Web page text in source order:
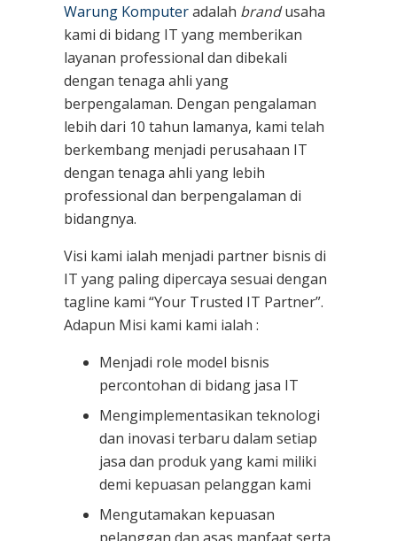
Warung Komputeradalah brandusaha
kami di bidang IT yang memberikan
layanan professional dan dibekali
dengan tenaga ahli yang
berpengalaman. Dengan pengalaman
lebih dari 10 tahun lamanya, kami telah
berkembang menjadi perusahaan IT
dengan tenaga ahli yang lebih
professional dan berpengalaman di
bidangnya.
Visi kami ialah menjadi partner bisnis di
IT yang paling dipercaya sesuai dengan
tagline kami “Your Trusted IT Partner”.
Adapun Misi kami kami ialah :
Menjadi role model bisnis
percontohan di bidang jasa IT
Mengimplementasikan teknologi
dan inovasi terbaru dalam setiap
jasa dan produk yang kami miliki
demi kepuasan pelanggan kami
Mengutamakan kepuasan
pelanggan dan asas manfaat serta